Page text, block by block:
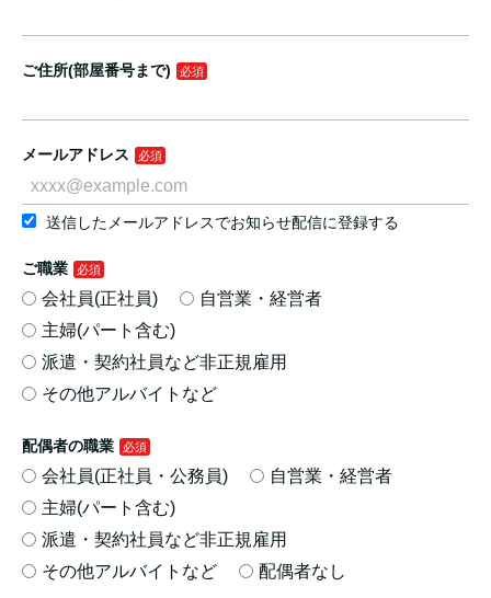
ご住所(部屋番号まで)
メールアドレス
送信したメールアドレスでお知らせ配信に登録する
ご職業
会社員(正社員)
自営業・経営者
主婦(パート含む)
派遣・契約社員など非正規雇用
その他アルバイトなど
配偶者の職業
会社員(正社員・公務員)
自営業・経営者
主婦(パート含む)
派遣・契約社員など非正規雇用
その他アルバイトなど
配偶者なし